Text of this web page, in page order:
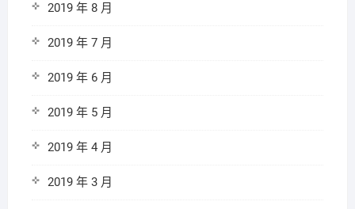
2019 年 8 月
2019 年 7 月
2019 年 6 月
2019 年 5 月
2019 年 4 月
2019 年 3 月